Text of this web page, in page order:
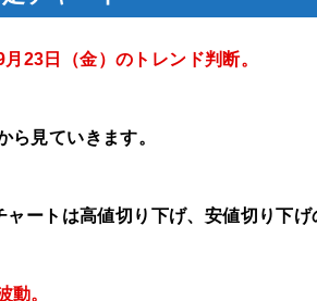
月23日（金）のトレンド判断。
ら見ていきます。
ャートは高値切り下げ、安値切り下げ
動。